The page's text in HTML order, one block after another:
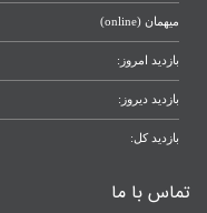
میهمان (online)
بازدید امروز:
بازدید دیروز:
بازدید کل:
تماس با ما